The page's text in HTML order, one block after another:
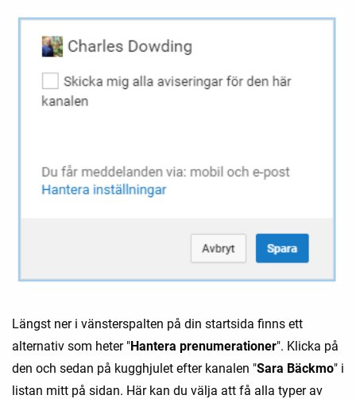
Längst ner i vänsterspalten på din startsida finns ett
alternativ som heter "Hantera prenumerationer". Klicka på
den och sedan på kugghjulet efter kanalen "Sara Bäckmo" i
listan mitt på sidan. Här kan du välja att få alla typer av